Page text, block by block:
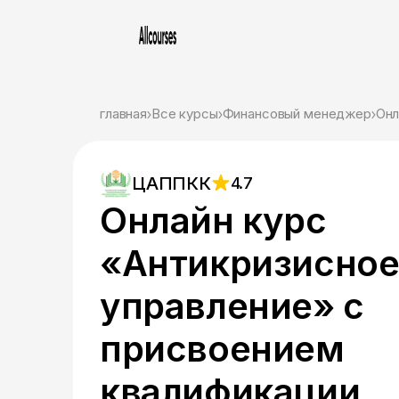
главная Все курсы Финансовый менеджер
ЦАППКК 4.7
Онлайн курс
«Антикризисное
управление» с
присвоением